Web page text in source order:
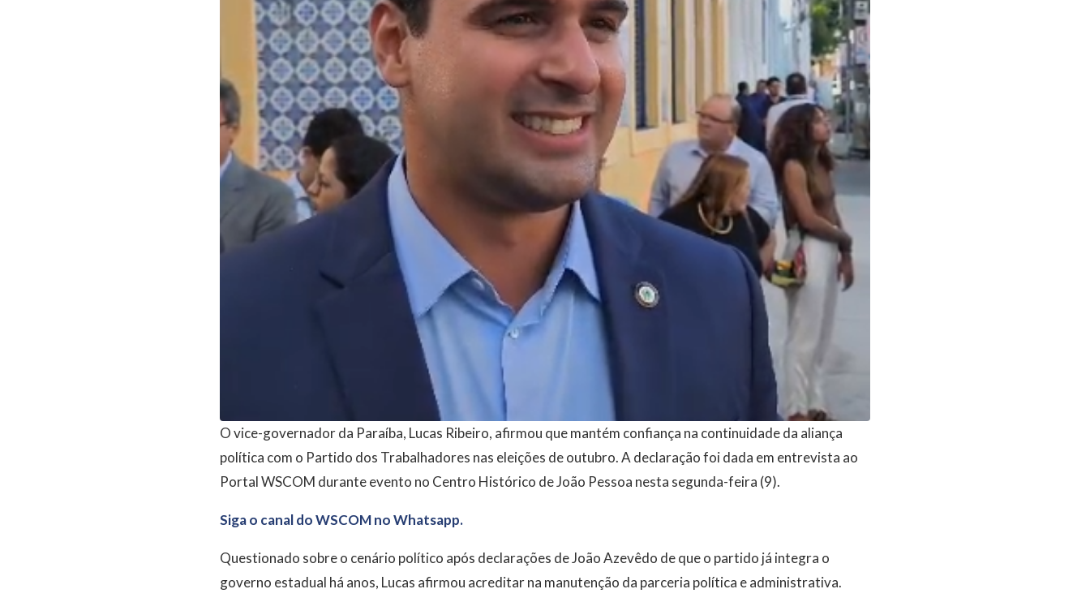
O vice-governador da Paraíba, Lucas Ribeiro, afirmou que mantém confiança na continuidade da aliança
política com o Partido dos Trabalhadores nas eleições de outubro. A declaração foi dada em entrevista ao
Portal WSCOM durante evento no Centro Histórico de João Pessoa nesta segunda-feira (9).
Siga o canal do WSCOM no Whatsapp.
Questionado sobre o cenário político após declarações de João Azevêdo de que o partido já integra o
governo estadual há anos, Lucas afirmou acreditar na manutenção da parceria política e administrativa.